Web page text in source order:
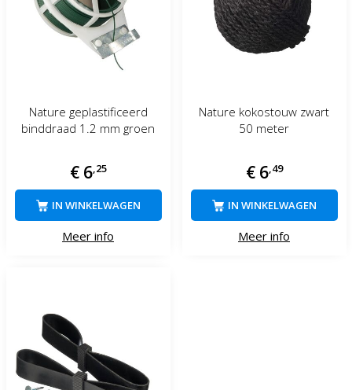
Nature geplastificeerd
binddraad 1.2 mm groen
€ 6,25
Meer info
IN WINKELWAGEN
Nature kokostouw zwart
50 meter
€ 6,49
Meer info
IN WINKELWAGEN